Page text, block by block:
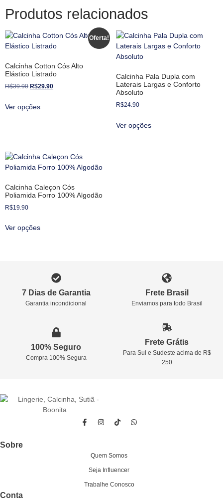
Produtos relacionados
Oferta!
Calcinha Cotton Cós Alto
Elástico Listrado
R$39.90 R$29.90
Ver opções
Calcinha Pala Dupla com
Laterais Largas e Conforto
Absoluto
R$24.90
Ver opções
Calcinha Caleçon Cós
Poliamida Forro 100% Algodão
R$19.90
Ver opções
7 Dias de Garantia
Garantia incondicional
Frete Brasil
Enviamos para todo Brasil
100% Seguro
Compra 100% Segura
Frete Grátis
Para Sul e Sudeste acima de R$
250
Sobre
Quem Somos
Seja Influencer
Trabalhe Conosco
Conta